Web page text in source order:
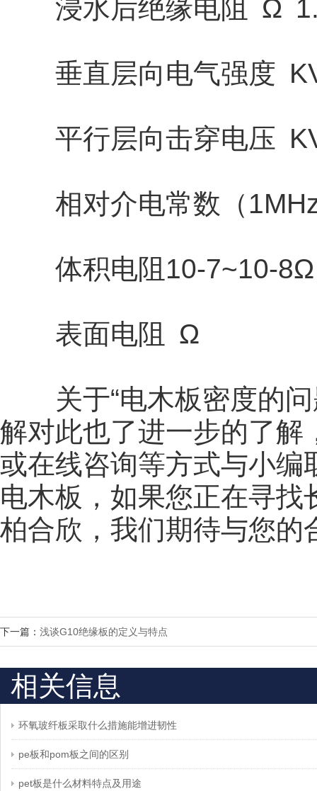
浸水后绝缘电阻 Ω
垂直层向电气强度
平行层向击穿电压
相对介电常数（
体积电阻10-7~10-
表面电阻 Ω
关于“电木板密度的问
解对此也了进一步的了解
或在线咨询等方式与小编
电木板，如果您正在寻
柏合欣，我们期待与您的
下一篇： 浅谈G10绝缘板的定义与特点
相关信息
环氧玻纤板采取什么措施能增进韧性
pe板和pom板之间的区别
pet板是什么材料特点及用途